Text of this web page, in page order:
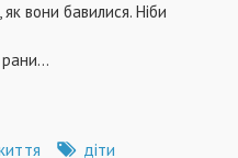
вони бавилися. Ніби
рани…
діти